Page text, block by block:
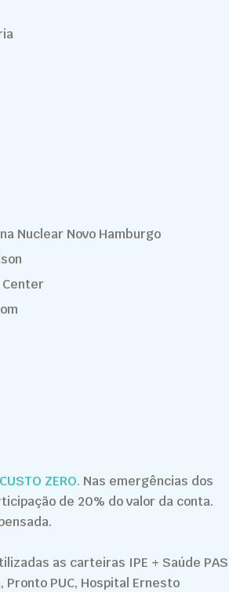
Nuclear Novo Hamburgo
Center
ZERO. Nas emergências dos
de 20% do valor da conta.
as carteiras IPE + Saúde
PUC, Hospital Ernesto